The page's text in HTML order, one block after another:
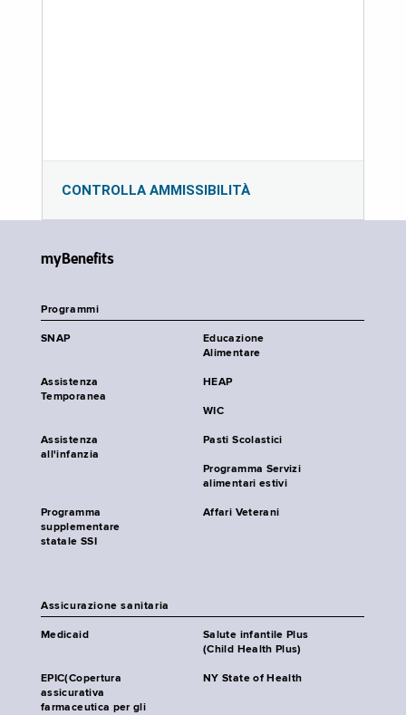
CONTROLLA AMMISSIBILITÀ
myBenefits
Programmi
SNAP
Educazione
Alimentare
Assistenza
Temporanea
HEAP
WIC
Assistenza
all'infanzia
Pasti Scolastici
Programma Servizi
alimentari estivi
Programma
supplementare
statale SSI
Affari Veterani
Assicurazione sanitaria
Medicaid
Salute infantile Plus
(Child Health Plus)
EPIC(Copertura
assicurativa
farmaceutica per gli
NY State of Health